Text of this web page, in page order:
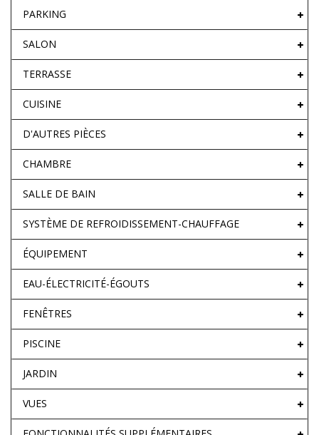
PARKING
SALON
TERRASSE
CUISINE
D'AUTRES PIÈCES
CHAMBRE
SALLE DE BAIN
SYSTÈME DE REFROIDISSEMENT-CHAUFFAGE
ÉQUIPEMENT
EAU-ÉLECTRICITÉ-ÉGOUTS
FENÊTRES
PISCINE
JARDIN
VUES